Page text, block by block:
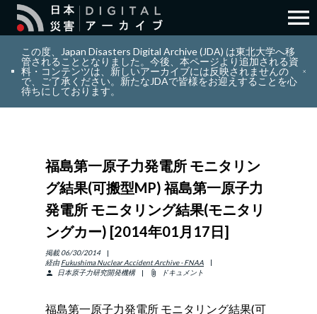
search 検索
layers コレクション
info_outline リソース
アバウト
ENGLISH 日本語
menu
この度、Japan Disasters Digital Archive (JDA) は東北大学へ移
管されることとなりました。今後、本ページより追加される資
料・コンテンツは、新しいアーカイブには反映されませんの
で、ご了承ください。新たなJDAで皆様をお迎えすることを心
待ちにしております。
福島第一原子力発電所 モニタリン
グ結果(可搬型MP) 福島第一原子力
発電所 モニタリング結果(モニタリ
ングカー) [2014年01月17日]
掲載 06/30/2014
経由 Fukushima Nuclear Accident Archive - FNAA
person
日本原子力研究開発機構 attach_file ドキュメント
福島第一原子力発電所 モニタリング結果(可